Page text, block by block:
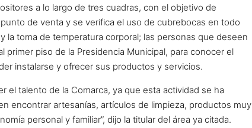
a lo largo de tres cuadras, con el objetivo de
de venta y se verifica el uso de cubrebocas en todo
la toma de temperatura corporal; las personas que deseen
piso de la Presidencia Municipal, para conocer el
instalarse y ofrecer sus productos y servicios.
el talento de la Comarca, ya que esta actividad se ha
encontrar artesanías, artículos de limpieza, productos muy
personal y familiar”, dijo la titular del área ya citada.